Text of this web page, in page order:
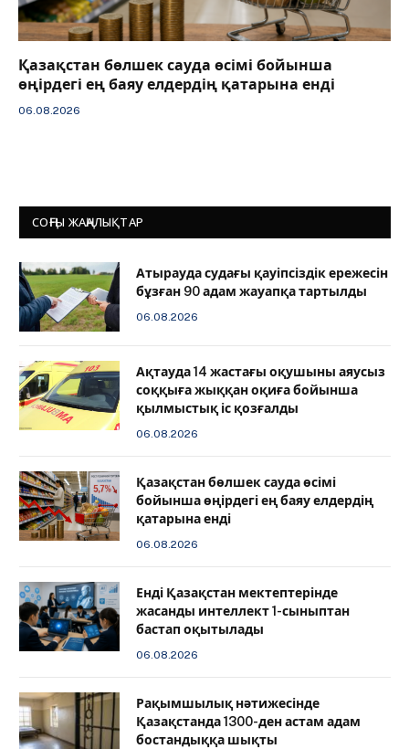
Қазақстан бөлшек сауда өсімі бойынша
өңірдегі ең баяу елдердің қатарына енді
06.08.2026
СОҢҒЫ ЖАҢАЛЫҚТАР
Атырауда судағы қауіпсіздік ережесін
бұзған 90 адам жауапқа тартылды
06.08.2026
Ақтауда 14 жастағы оқушыны аяусыз
соққыға жыққан оқиға бойынша
қылмыстық іс қозғалды
06.08.2026
Қазақстан бөлшек сауда өсімі
бойынша өңірдегі ең баяу елдердің
қатарына енді
06.08.2026
️Енді Қазақстан мектептерінде
жасанды интеллект 1-сыныптан
бастап оқытылады
06.08.2026
Рақымшылық нәтижесінде
Қазақстанда 1300-ден астам адам
бостандыққа шықты